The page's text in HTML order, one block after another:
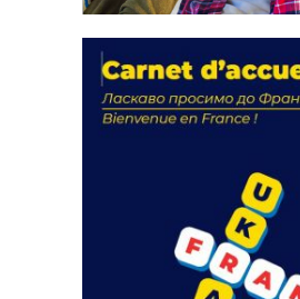
actions
18 septembre 2023
FEUILLETER